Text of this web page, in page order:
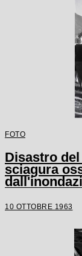
FOTO
Disastro
sciagura
10 OTTOBRE 1963